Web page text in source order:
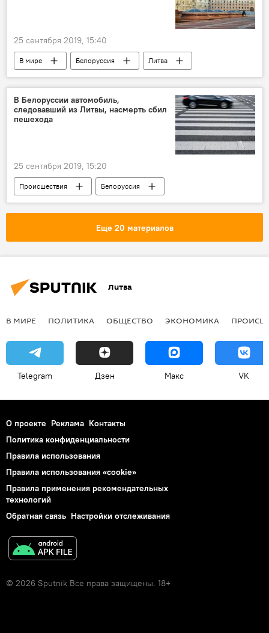
25 сентября 2019, 15:40
В мире Белоруссия
Литва
Эстония
парламентские выборы
В Белоруссии автомобиль,
следовавший из Литвы, насмерть сбил
пешехода
25 сентября 2019, 15:20
Происшествия
Белоруссия
пешеход
ДТП смерть
Еще 20 материалов
Литва
В МИРЕ ПОЛИТИКА ОБЩЕСТВО ЭКОНОМИКА
Telegram Дзен Макс VK
О проекте Реклама Контакты
Политика конфиденциальности
Правила использования
Правила использования «cookie»
Правила применения рекомендательных
технологий
Обратная связь Настройки отслеживания
© 2026 Sputnik Все права защищены. 18+